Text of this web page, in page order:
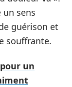
sens
guérison et
souffrante.
un